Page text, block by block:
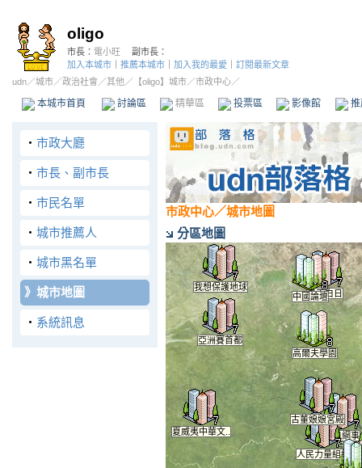
oligo
市長： 電小旺
副市長：
加入本城市
推薦本城市 加入我的最愛
訂閱最新文章
udn／城市／政治社會 ／其他 ／ 【oligo】城市／市政中心／
本城市首頁 討論區 精華區 投票區 影像館
‧ 市政大廳
‧ 市長、副市長
‧ 市民名單
‧ 城市推薦人
‧ 城市黑名單
》 城市地圖
‧ 系統訊息
市政中心／城市地圖
分區地圖
高爾夫學園
中國論壇
微風網事
人民力量組織
青天白日
亞洲賽首都
闇
夏威夷中華文..
我想保護地球
古董娘娘宮殿